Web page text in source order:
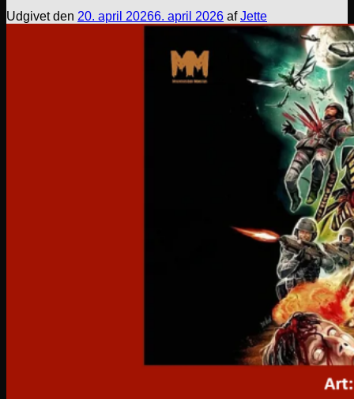
Udgivet den 20. april 20266. april 2026 afJette